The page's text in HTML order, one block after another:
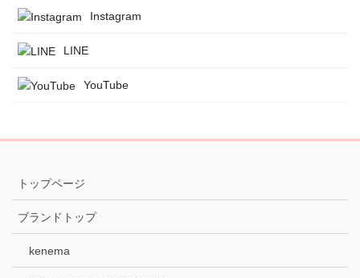
Instagram
LINE
YouTube
トップページ
ブランドトップ
kenema